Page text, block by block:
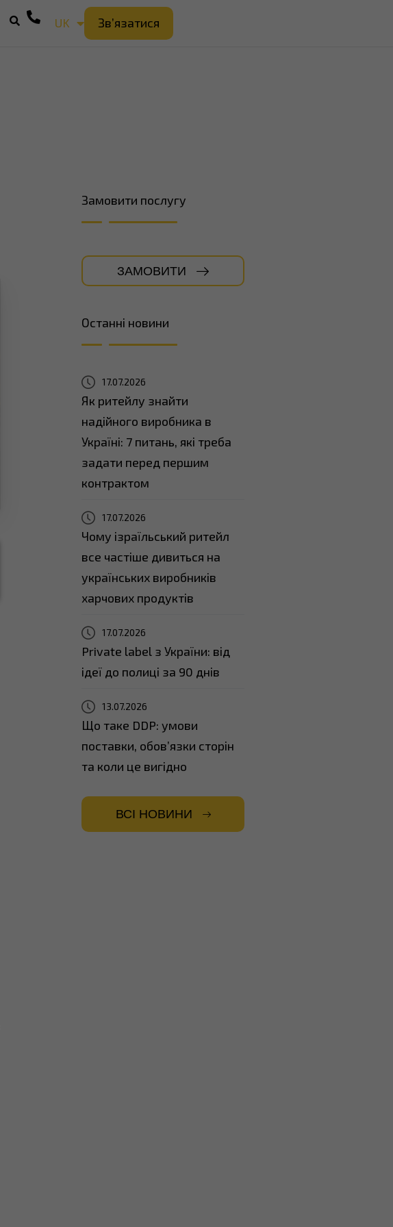
UK
EN
Зв’язатися
Замовити послугу
ЗАМОВИТИ
Останні новини
17.07.2026
Як ритейлу знайти
надійного виробника в
Україні: 7 питань, які треба
задати перед першим
контрактом
17.07.2026
Чому ізраїльський ритейл
все частіше дивиться на
українських виробників
харчових продуктів
17.07.2026
Private label з України: від
ідеї до полиці за 90 днів
13.07.2026
Що таке DDP: умови
поставки, обов’язки сторін
та коли це вигідно
ВСІ НОВИНИ